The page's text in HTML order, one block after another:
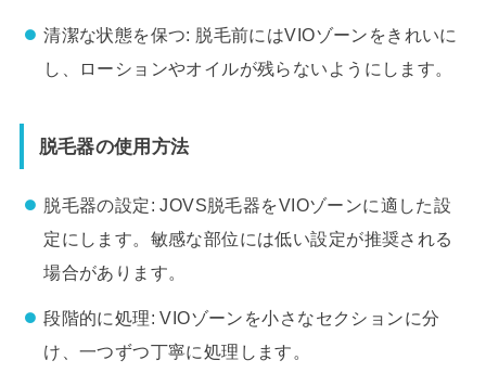
清潔な状態を保つ: 脱毛前にはVIOゾーンをきれいに
し、ローションやオイルが残らないようにします。
脱毛器の使用方法
脱毛器の設定: JOVS脱毛器をVIOゾーンに適した設
定にします。敏感な部位には低い設定が推奨される
場合があります。
段階的に処理: VIOゾーンを小さなセクションに分
け、一つずつ丁寧に処理します。